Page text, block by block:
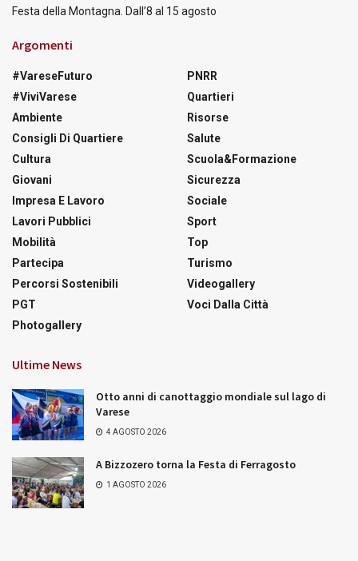
Festa della Montagna. Dall’8 al 15 agosto
Argomenti
#VareseFuturo
#ViviVarese
Ambiente
Consigli Di Quartiere
Cultura
Giovani
Impresa E Lavoro
Lavori Pubblici
Mobilità
Partecipa
Percorsi Sostenibili
PGT
Photogallery
PNRR
Quartieri
Risorse
Salute
Scuola&Formazione
Sicurezza
Sociale
Sport
Top
Turismo
Videogallery
Voci Dalla Città
Ultime News
Otto anni di canottaggio mondiale sul lago di
Varese
4 AGOSTO 2026
A Bizzozero torna la Festa di Ferragosto
1 AGOSTO 2026